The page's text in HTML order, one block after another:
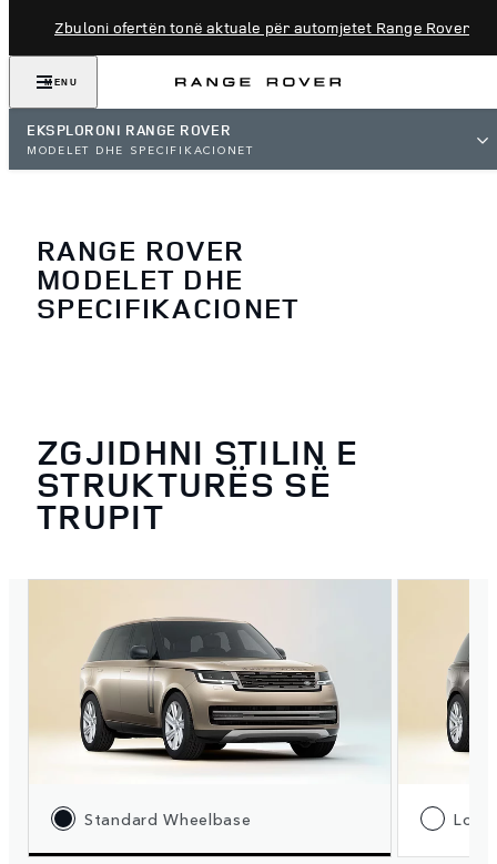
Zbuloni ofertën tonë aktuale për automjetet Range Rover
MENU
EKSPLORONI RANGE ROVER
MODELET DHE SPECIFIKACIONET
RANGE ROVER
MODELET DHE
SPECIFIKACIONET
ZGJIDHNI STILIN E
STRUKTURËS SË
TRUPIT
Standard Wheelbase